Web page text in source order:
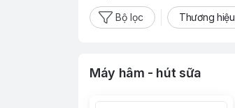
Bộ lọc Thương hiệu
Máy hâm - hút sữa